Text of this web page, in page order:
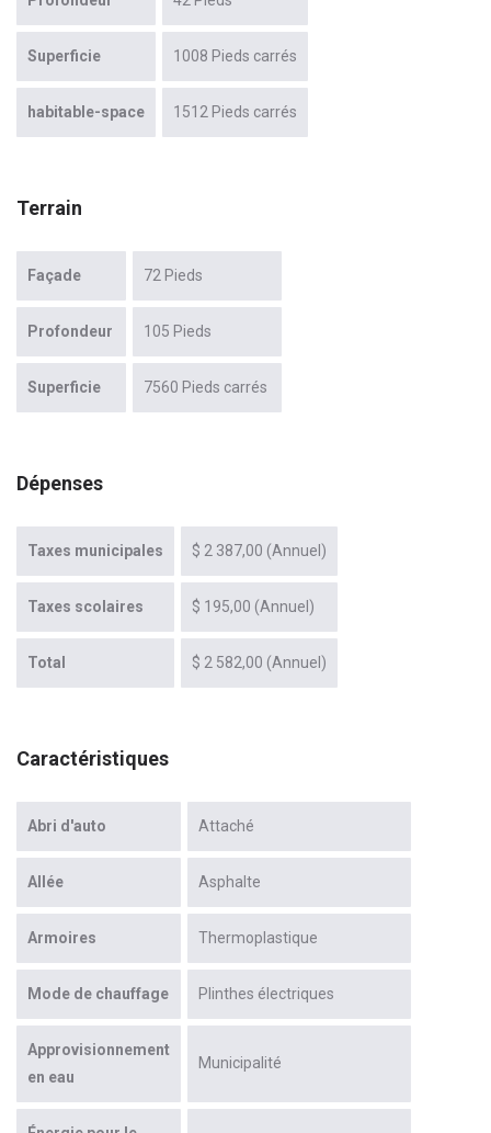
Superficie 1008 Pieds carrés
habitable-space 1512 Pieds carrés
Terrain
Façade 72 Pieds
Profondeur 105 Pieds
Superficie 7560 Pieds carrés
Dépenses
Taxes municipales $ 2 387,00 (Annuel)
Taxes scolaires $ 195,00 (Annuel)
Total $ 2 582,00 (Annuel)
Caractéristiques
Abri d'auto Attaché
Allée Asphalte
Armoires Thermoplastique
Mode de chauffage Plinthes électriques
Approvisionnement
en eau
Municipalité